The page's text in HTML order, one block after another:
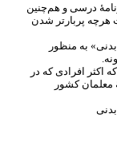
درسی و همچنین
هرچه پربارتر شدن
بدنی» به منظور
که اکثر افرادی که در
معلمان کشور
بدنی